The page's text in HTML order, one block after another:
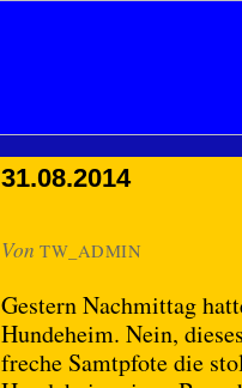
31.08.2014
Von TW_ADMIN
Gestern Nachmittag
Hundeheim. Nein,
freche Samtpfote die